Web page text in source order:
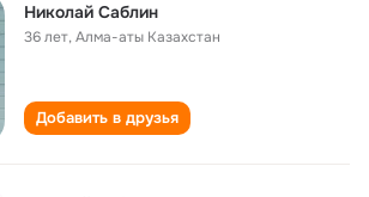
Николай Саблин
36 лет,Алма-аты Казахстан
Добавить в друзья